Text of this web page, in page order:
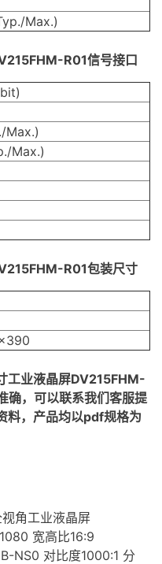
Max.)
R01信号接口
Max.)
Max.)
R01包装尺寸
工业液晶屏DV215FHM-
确，可以联系我们客服提
料，产品均以pdf规格为
角工业液晶屏
宽高比16:9
NS0 对比度1000:1 分